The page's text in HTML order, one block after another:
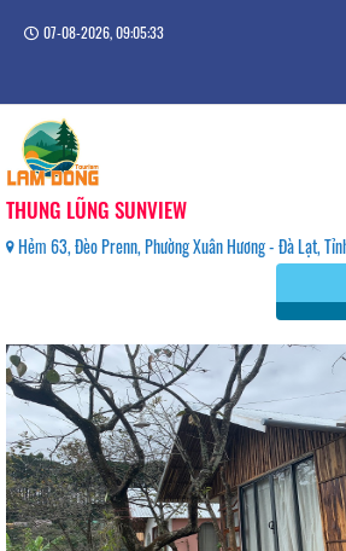
07-08-2026, 09:05:33
THUNG LŨNG SUNVIEW
Hẻm 63, Đèo Prenn, Phường Xuân Hương - Đà Lạt,